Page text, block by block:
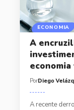
ECONOMIA
A
economia
PorDiego
A recente